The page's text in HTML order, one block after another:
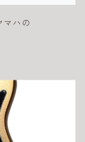
マハの